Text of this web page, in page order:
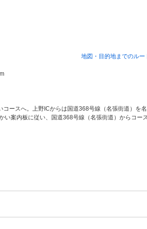
地図・目的地までのルー
ースへ。上野ICからは国道368号線（名張街道）を
案内板に従い、国道368号線（名張街道）からコース